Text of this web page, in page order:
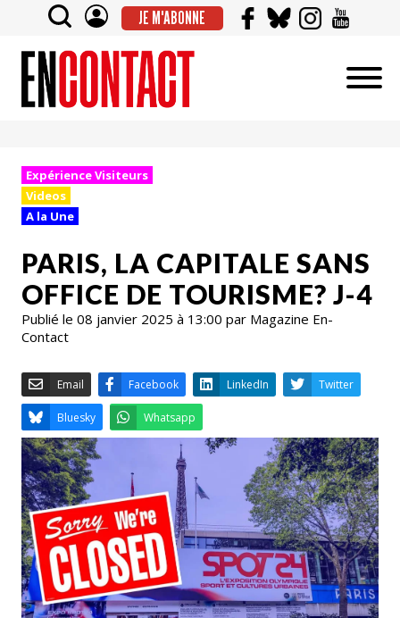
JE M'ABONNE
Expérience Visiteurs
Videos
A la Une
PARIS, LA CAPITALE SANS
OFFICE DE TOURISME? J-4
Publié le 08 janvier 2025 à 13:00 par Magazine En-
Contact
Email Facebook LinkedIn
Bluesky Whatsapp